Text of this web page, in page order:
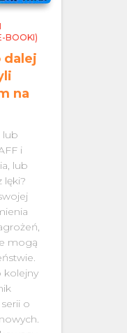
BOOKI)
dalej
na
lub
i
lub
lęki?
mogą
kolejny
o